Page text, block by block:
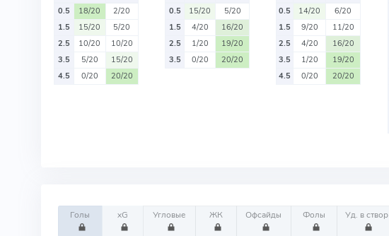
0.5
18/20
2/20
1.5
15/20
5/20
2.5
10/20
10/20
3.5
5/20
15/20
4.5
0/20 20/20
0.5
15/20
5/20
1.5
4/20
16/20
2.5
1/20
19/20
3.5
0/20 20/20
0.5
14/20
6/20
1.5
9/20
11/20
2.5
4/20
16/20
3.5
1/20
19/20
4.5
0/20 20/20
Голы xG Угловые ЖК Офсайды Фолы Уд. в створ